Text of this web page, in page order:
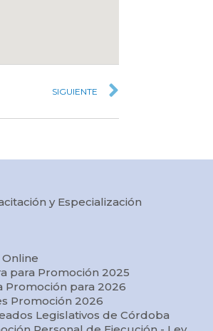
SIGUIENTE
y Especialización
para Promoción 2025
Promoción para 2026
Promoción 2026
Legislativos de Córdoba